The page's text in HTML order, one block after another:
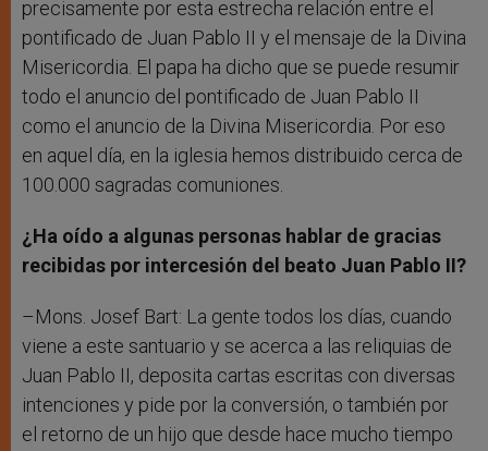
precisamente por esta estrecha relación entre el
pontificado de Juan Pablo II y el mensaje de la Divina
Misericordia. El papa ha dicho que se puede resumir
todo el anuncio del pontificado de Juan Pablo II
como el anuncio de la Divina Misericordia. Por eso
en aquel día, en la iglesia hemos distribuido cerca de
100.000 sagradas comuniones.
¿Ha oído a algunas personas hablar de gracias
recibidas por intercesión del beato Juan Pablo II?
–Mons. Josef Bart: La gente todos los días, cuando
viene a este santuario y se acerca a las reliquias de
Juan Pablo II, deposita cartas escritas con diversas
intenciones y pide por la conversión, o también por
el retorno de un hijo que desde hace mucho tiempo